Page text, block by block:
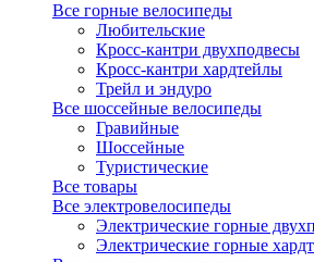
Все горные велосипеды
Любительские
Кросс-кантри двухподвесы
Кросс-кантри хардтейлы
Трейл и эндуро
Все шоссейные велосипеды
Гравийные
Шоссейные
Туристические
Все товары
Все электровелосипеды
Электрические горные
Электрические горные